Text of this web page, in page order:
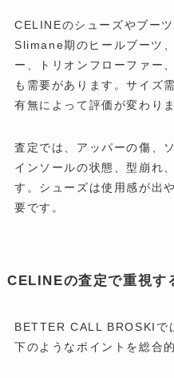
CELINEのシューズやブー
Slimane期のヒールブーツ
ー、トリオンフローファー
も需要があります。サイズ
有無によって評価が変わりま
査定では、アッパーの傷、
インソールの状態、型崩れ
す。シューズは使用感が出
要です。
CELINEの査定で重視す
BETTER CALL BROSKIで
下のようなポイントを総合